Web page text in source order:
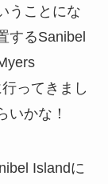
うことにな
するSanibel
ってきまし
いかな！
Islandに